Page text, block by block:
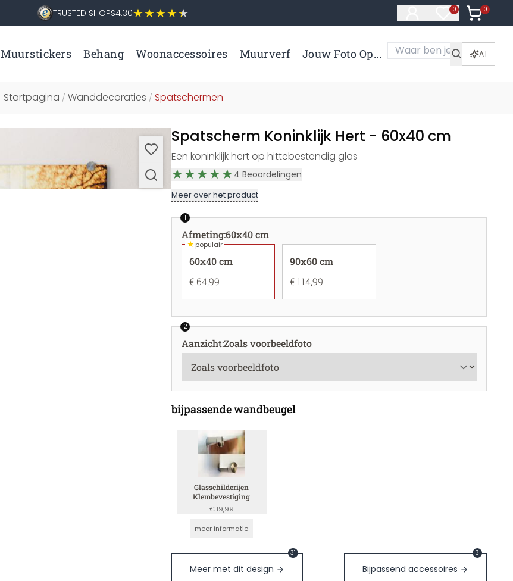
TRUSTED SHOPS4.30 0
Artikelen in
0
Artikelen
Muurstickers Behang Woonaccessoires Muurverf Jouw Foto Op... AI
Startpagina / Wanddecoraties / Spatschermen
Spatscherm Koninklijk Hert - 60x40 cm
Een koninklijk hert op hittebestendig glas
4 Beoordelingen
Meer over het product
1
Afmeting:60x40 cm
★populair
60x40 cm
€ 64,99
90x60 cm
€ 114,99
2
Aanzicht:Zoals voorbeeldfoto
bijpassende wandbeugel
Glasschilderijen
Klembevestiging
€ 19,99
meer informatie
Meer met dit design
31
Bijpassend accessoires
3